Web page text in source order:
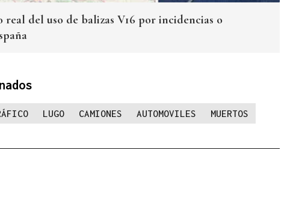
real del uso de balizas V16 por incidencias o
LUGO CAMIONES AUTOMOVILES MUERTOS